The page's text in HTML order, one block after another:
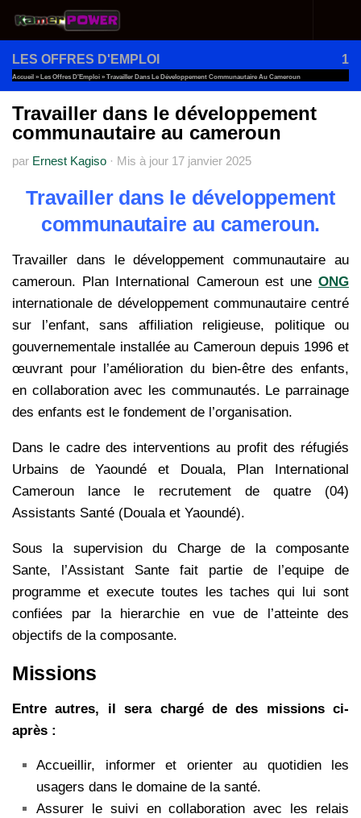
Au dessous du contenu
LES OFFRES D'EMPLOI 1
Accueil » Les Offres D'Emploi » Travailler Dans Le Développement Communautaire Au Cameroun
Travailler dans le développement
communautaire au cameroun
par Ernest Kagiso · Mis à jour 17 janvier 2025
Travailler dans le développement
communautaire au cameroun.
Travailler dans le développement communautaire au
cameroun. Plan International Cameroun est une ONG
internationale de développement communautaire centré
sur l’enfant, sans affiliation religieuse, politique ou
gouvernementale installée au Cameroun depuis 1996 et
œuvrant pour l’amélioration du bien-être des enfants,
en collaboration avec les communautés. Le parrainage
des enfants est le fondement de l’organisation.
Dans le cadre des interventions au profit des réfugiés
Urbains de Yaoundé et Douala, Plan International
Cameroun lance le recrutement de quatre (04)
Assistants Santé (Douala et Yaoundé).
Sous la supervision du Charge de la composante
Sante, l’Assistant Sante fait partie de l’equipe de
programme et execute toutes les taches qui lui sont
confiées par la hierarchie en vue de l’atteinte des
objectifs de la composante.
Missions
Entre autres, il sera chargé de des missions ci-
après :
Accueillir, informer et orienter au quotidien les
usagers dans le domaine de la santé.
Assurer le suivi en collaboration avec les relais